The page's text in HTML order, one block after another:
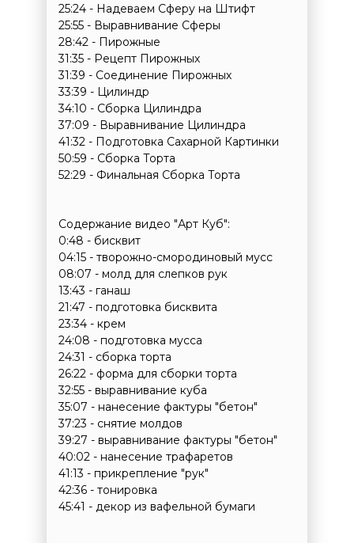
25:24 - Надеваем Сферу на Штифт
25:55 - Выравнивание Сферы
28:42 - Пирожные
31:35 - Рецепт Пирожных
31:39 - Соединение Пирожных
33:39 - Цилиндр
34:10 - Сборка Цилиндра
37:09 - Выравнивание Цилиндра
41:32 - Подготовка Сахарной Картинки
50:59 - Сборка Торта
52:29 - Финальная Сборка Торта
Содержание видео "Арт Куб":
0:48 - бисквит
04:15 - творожно-смородиновый мусс
08:07 - молд для слепков рук
13:43 - ганаш
21:47 - подготовка бисквита
23:34 - крем
24:08 - подготовка мусса
24:31 - сборка торта
26:22 - форма для сборки торта
32:55 - выравнивание куба
35:07 - нанесение фактуры "бетон"
37:23 - снятие молдов
39:27 - выравнивание фактуры "бетон"
40:02 - нанесение трафаретов
41:13 - прикрепление "рук"
42:36 - тонировка
45:41 - декор из вафельной бумаги